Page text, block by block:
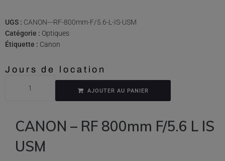
UGS : CANON---RF-800mm-F/5.6-L-IS-USM
Catégorie : Optiques
Étiquette : Canon
Jours de location
AJOUTER AU PANIER
CANON – RF 800mm F/5.6 L IS
USM